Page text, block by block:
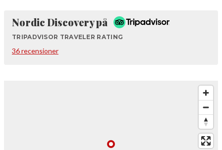
Nordic Discovery på Tripadvisor
TRIPADVISOR TRAVELER RATING
36 recensioner